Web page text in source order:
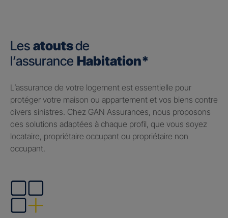
Les atoutsde
l’assurance Habitation*
​L’assurance de votre logement est essentielle pour
protéger votre maison ou appartement et vos biens contre
divers sinistres. Chez GAN Assurances, nous proposons
des solutions adaptées à chaque profil, que vous soyez
locataire, propriétaire occupant ou propriétaire non
occupant.